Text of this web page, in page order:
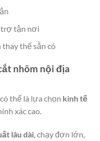
trợ tận nơi
thay thế sẵn có
nhôm nội địa
thể là lựa chọn kinh tế
xác cao.
lâu dài , chạy đơn lớn,